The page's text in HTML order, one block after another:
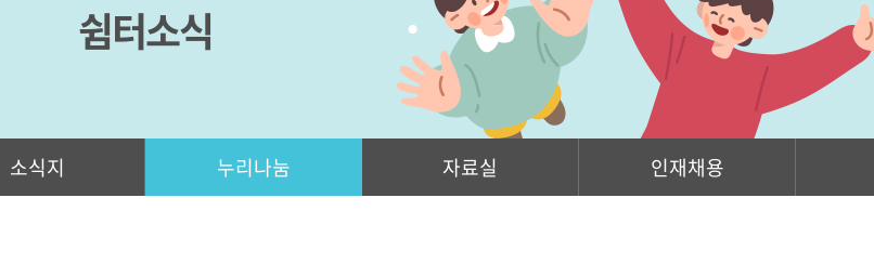
쉼터소식
소식지 누리나눔 자료실 인재채용